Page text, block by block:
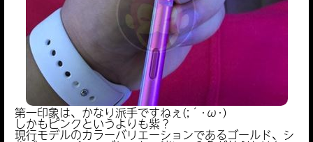
第一印象は、かなり派手ですねぇ(;´･ω･)
しかもピンクというよりも紫？
現行モデルのカラーバリエーションであるゴールド、シ